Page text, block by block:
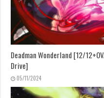
Deadman Wonderland [12/
Drive]
05/11/2024